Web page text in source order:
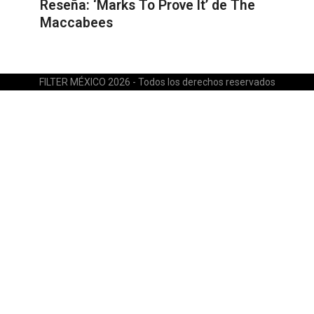
Reseña: ‘Marks To Prove It’ de The
Maccabees
FILTER MÉXICO 2026 - Todos los derechos reservados